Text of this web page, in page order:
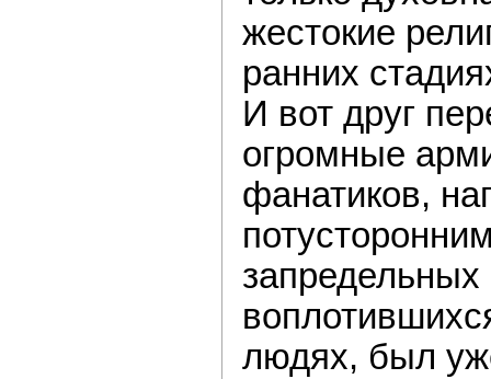
жестокие
ранних
И вот друг
огромные
фанатиков,
запредельных
людях, был